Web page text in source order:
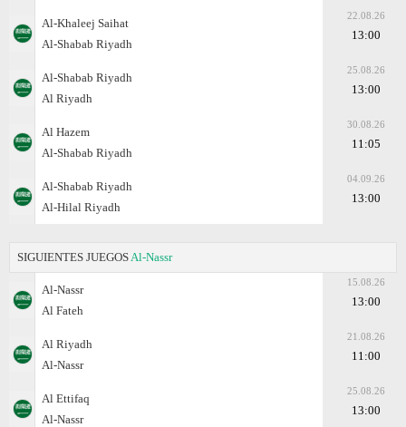
Al-Khaleej Saihat
Al-Shabab Riyadh
22.08.26
13:00
Al-Shabab Riyadh
Al Riyadh
25.08.26
13:00
Al Hazem
Al-Shabab Riyadh
30.08.26
11:05
Al-Shabab Riyadh
Al-Hilal Riyadh
04.09.26
13:00
SIGUIENTES JUEGOS Al-Nassr
Al-Nassr
Al Fateh
15.08.26
13:00
Al Riyadh
Al-Nassr
21.08.26
11:00
Al Ettifaq
Al-Nassr
25.08.26
13:00